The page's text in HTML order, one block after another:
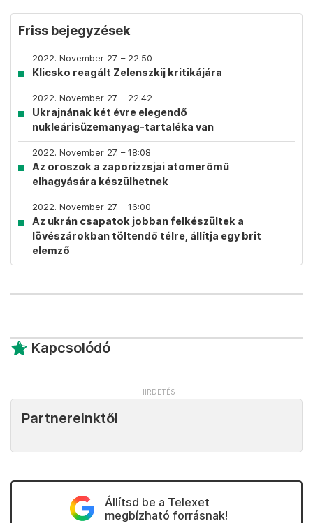
Friss bejegyzések
2022. November 27. – 22:50
Klicsko reagált Zelenszkij kritikájára
2022. November 27. – 22:42
Ukrajnának két évre elegendő
nukleárisüzemanyag-tartaléka van
2022. November 27. – 18:08
Az oroszok a zaporizzsjai atomerőmű
elhagyására készülhetnek
2022. November 27. – 16:00
Az ukrán csapatok jobban felkészültek a
lövészárokban töltendő télre, állítja egy brit
elemző
Kapcsolódó
Partnereinktől
Állítsd be a Telexet
megbízható forrásnak!